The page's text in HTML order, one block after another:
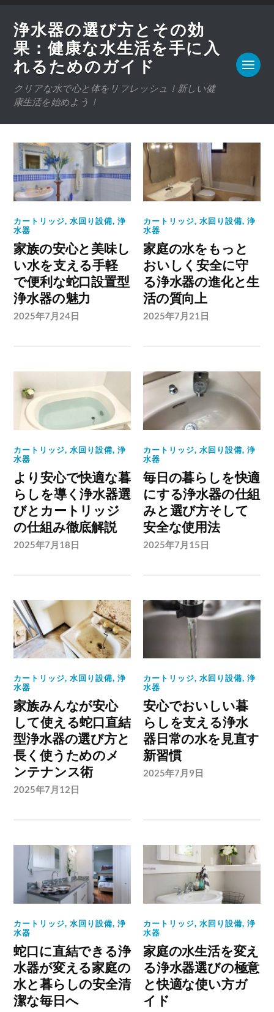
浄水器の選び方とその効
果：健康な水生活を手に入
れるためのガイド
クリアな水で心と体をリフレッシュ！新しい健
康生活を始めよう！
カートリッジ,水回り設備,浄
水器
家族の安心と美味し
い水を支える手軽
で便利な蛇口設置型
浄水器の魅力
2025年7月24日
カートリッジ,水回り設備,浄
水器
家庭の水をもっと
おいしく安全に守
る浄水器の進化と生
活の質向上
2025年7月21日
カートリッジ,水回り設備,浄
水器
より安心で快適な暮
らしを導く浄水器選
びとカートリッジ
の仕組み徹底解説
2025年7月18日
カートリッジ,水回り設備,浄
水器
毎日の暮らしを快適
にする浄水器の仕組
みと選び方そして
安全な使用法
2025年7月15日
カートリッジ,水回り設備,浄
水器
家族みんなが安心
して使える蛇口直結
型浄水器の選び方と
長く使うためのメ
ンテナンス術
2025年7月12日
カートリッジ,水回り設備,浄
水器
安心でおいしい暮
らしを支える浄水
器日常の水を見直す
新習慣
2025年7月9日
カートリッジ,水回り設備,浄
水器
蛇口に直結できる浄
水器が変える家庭の
水と暮らしの安全清
潔な毎日へ
カートリッジ,水回り設備,浄
水器
家庭の水生活を変え
る浄水器選びの極意
と快適な使い方ガ
イド